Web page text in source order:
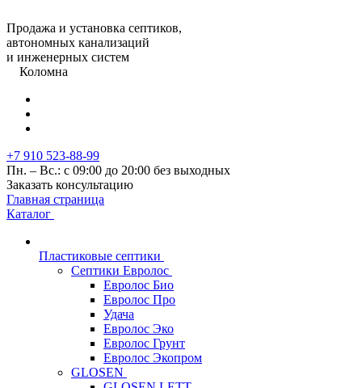
Продажа и установка септиков,
автономных канализаций
и инженерных систем
Коломна
+7 910 523-88-99
Пн. – Вс.: с 09:00 до 20:00 без выходных
Заказать консультацию
Главная страница
Каталог
Пластиковые септики
Септики Евролос
Евролос Био
Евролос Про
Удача
Евролос Эко
Евролос Грунт
Евролос Экопром
GLOSEN